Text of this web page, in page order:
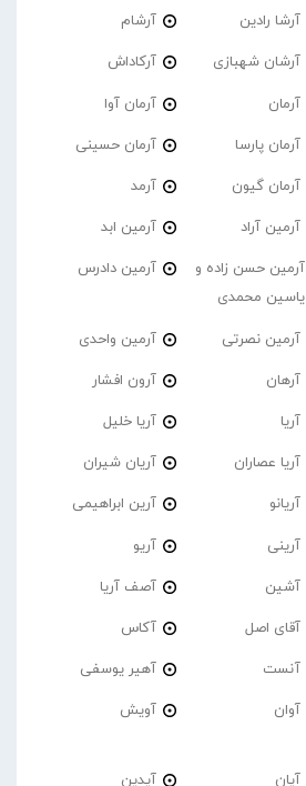
آرشا رادین آرشام
آرشان شهبازی آرکاداش
آرمان آرمان آوا
آرمان پارسا آرمان حسینی
آرمان گیون آرمد
آرمین آراد آرمین ابد
آرمین حسن زاده و
یاسین محمدی
آرمین دادرس
آرمین نصرتی آرمین واحدی
آرهان آرون افشار
آریا آریا خلیل
آریا عصاران آریان شیران
آریانو آرین ابراهیمی
آرینی آریو
آشین آصف آریا
آقای اصل آکاس
آنست آهیر یوسفی
آوان آویش
آیان آیدین